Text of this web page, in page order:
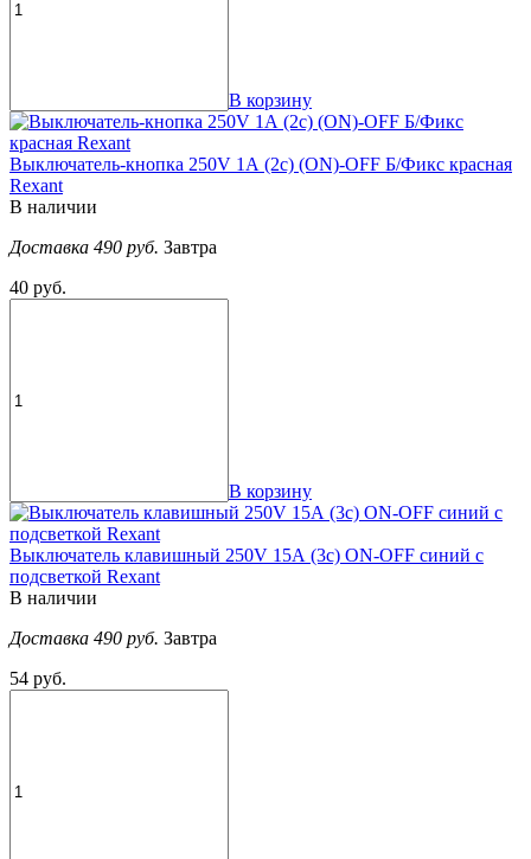
В корзину
Выключатель-кнопка 250V 1А (2с) (ON)-OFF Б/Фикс красная
Rexant
В наличии
Доставка 490 руб. Завтра
40 руб.
В корзину
Выключатель клавишный 250V 15А (3с) ON-OFF синий с
подсветкой Rexant
В наличии
Доставка 490 руб. Завтра
54 руб.